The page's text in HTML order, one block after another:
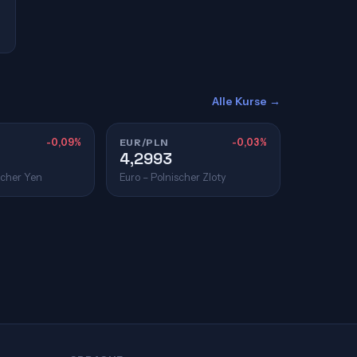
Alle Kurse →
-0,09%
Yen
EUR/PLN -0,03%
4,2993
Euro – Polnischer Zloty